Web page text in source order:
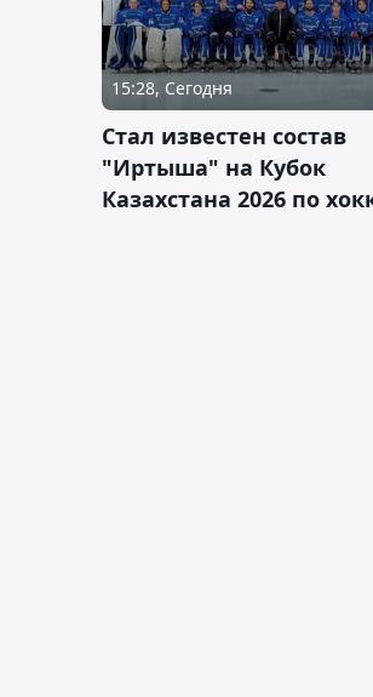
15:28, Сегодня
Стал известен состав
"Иртыша" на Кубок
Казахстана 2026 по